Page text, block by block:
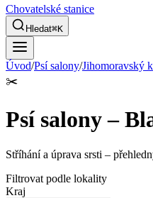
Chovatelské stanice
Hledat⌘K
Úvod/Psí salony/Jihomoravský
✂️
Psí salony –
Stříhání a úprava srsti –
Filtrovat podle lokality
Kraj